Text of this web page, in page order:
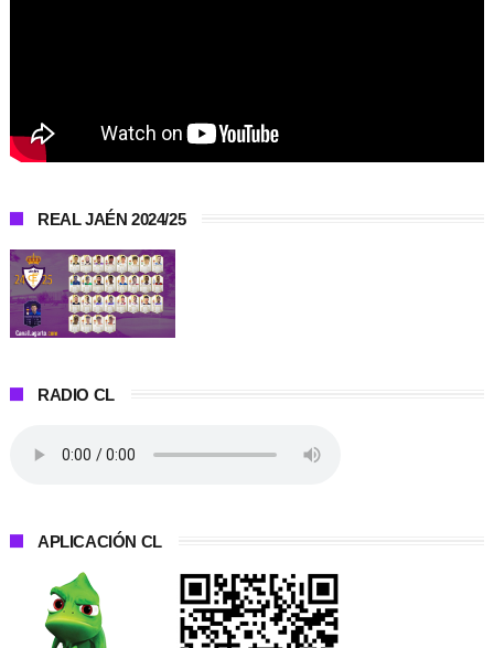
REAL JAÉN 2024/25
RADIO CL
APLICACIÓN CL